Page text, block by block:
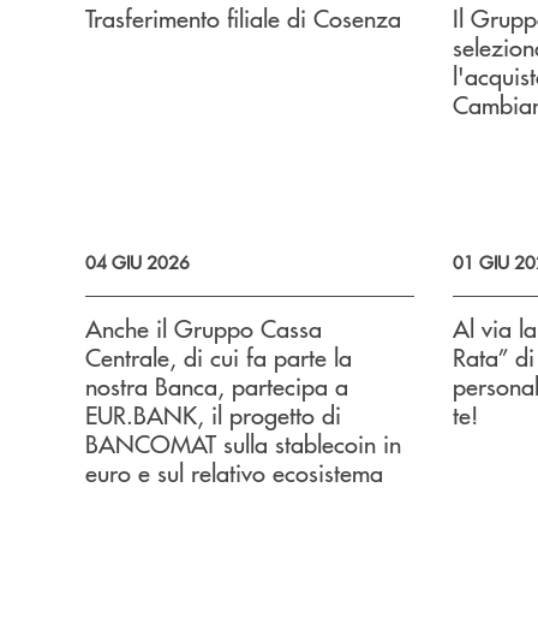
Trasferimento filiale di Cosenza
Il
04 GIU 2026
Anche il Gruppo Cassa
Centrale, di cui fa parte la
nostra Banca, partecipa a
EUR.BANK, il progetto di
BANCOMAT sulla stablecoin in
euro e sul relativo ecosistema
01 GIU
Al via
Rata”
te!